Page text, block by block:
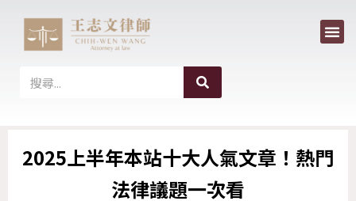
單
搜
搜
尋
2025上半年本站十大人氣文章！熱門
法律議題一次看